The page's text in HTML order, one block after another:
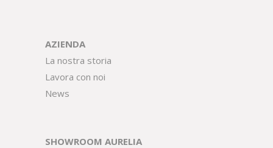
AZIENDA
La nostra storia
Lavora con noi
News
SHOWROOM AURELIA